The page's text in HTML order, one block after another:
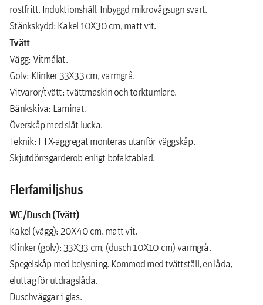
rostfritt. Induktionshäll. Inbyggd mikrovågsugn svart.
Stänkskydd: Kakel 10X30 cm, matt vit.
Tvätt
Vägg: Vitmålat.
Golv: Klinker 33X33 cm, varmgrå.
Vitvaror/tvätt: tvättmaskin och torktumlare.
Bänkskiva: Laminat.
Överskåp med slät lucka.
Teknik: FTX-aggregat monteras utanför väggskåp.
Skjutdörrsgarderob enligt bofaktablad.
Flerfamiljshus
WC/Dusch (Tvätt)
Kakel (vägg): 20X40 cm, matt vit.
Klinker (golv): 33X33 cm, (dusch 10X10 cm) varmgrå.
Spegelskåp med belysning. Kommod med tvättställ, en låda,
eluttag för utdragslåda.
Duschväggar i glas.